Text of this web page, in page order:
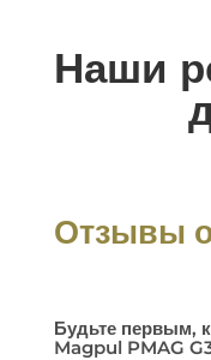
Наши
Отзывы
Будьте первым,
Magpul PMAG